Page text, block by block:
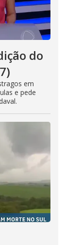
do
em
e pede